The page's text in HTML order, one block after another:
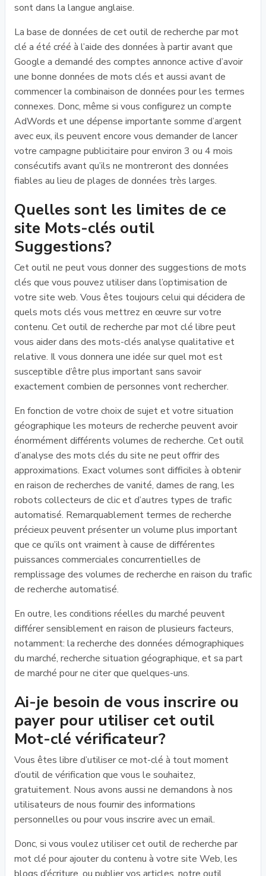
sont dans la langue anglaise.
La base de données de cet outil de recherche par mot
clé a été créé à l’aide des données à partir avant que
Google a demandé des comptes annonce active d’avoir
une bonne données de mots clés et aussi avant de
commencer la combinaison de données pour les termes
connexes. Donc, même si vous configurez un compte
AdWords et une dépense importante somme d’argent
avec eux, ils peuvent encore vous demander de lancer
votre campagne publicitaire pour environ 3 ou 4 mois
consécutifs avant qu’ils ne montreront des données
fiables au lieu de plages de données très larges.
Quelles sont les limites de ce
site Mots-clés outil
Suggestions?
Cet outil ne peut vous donner des suggestions de mots
clés que vous pouvez utiliser dans l’optimisation de
votre site web. Vous êtes toujours celui qui décidera de
quels mots clés vous mettrez en œuvre sur votre
contenu. Cet outil de recherche par mot clé libre peut
vous aider dans des mots-clés analyse qualitative et
relative. Il vous donnera une idée sur quel mot est
susceptible d’être plus important sans savoir
exactement combien de personnes vont rechercher.
En fonction de votre choix de sujet et votre situation
géographique les moteurs de recherche peuvent avoir
énormément différents volumes de recherche. Cet outil
d’analyse des mots clés du site ne peut offrir des
approximations. Exact volumes sont difficiles à obtenir
en raison de recherches de vanité, dames de rang, les
robots collecteurs de clic et d’autres types de trafic
automatisé. Remarquablement termes de recherche
précieux peuvent présenter un volume plus important
que ce qu’ils ont vraiment à cause de différentes
puissances commerciales concurrentielles de
remplissage des volumes de recherche en raison du trafic
de recherche automatisé.
En outre, les conditions réelles du marché peuvent
différer sensiblement en raison de plusieurs facteurs,
notamment: la recherche des données démographiques
du marché, recherche situation géographique, et sa part
de marché pour ne citer que quelques-uns.
Ai-je besoin de vous inscrire ou
payer pour utiliser cet outil
Mot-clé vérificateur?
Vous êtes libre d’utiliser ce mot-clé à tout moment
d’outil de vérification que vous le souhaitez,
gratuitement. Nous avons aussi ne demandons à nos
utilisateurs de nous fournir des informations
personnelles ou pour vous inscrire avec un email.
Donc, si vous voulez utiliser cet outil de recherche par
mot clé pour ajouter du contenu à votre site Web, les